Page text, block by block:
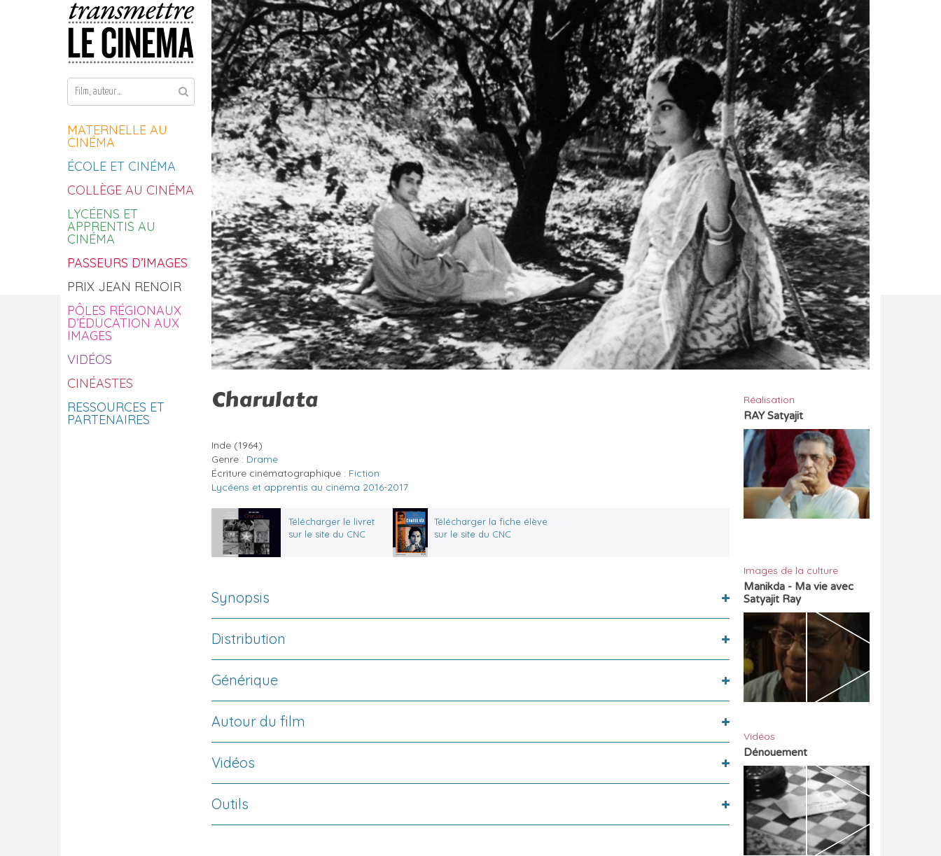
Aller au contenu
MATERNELLE AU
CINÉMA
ÉCOLE ET CINÉMA
COLLÈGE AU CINÉMA
LYCÉENS ET
APPRENTIS AU
CINÉMA
PASSEURS D’IMAGES
PRIX JEAN RENOIR
PÔLES RÉGIONAUX
D’ÉDUCATION AUX
IMAGES
VIDÉOS
CINÉASTES
RESSOURCES ET
PARTENAIRES
Charulata
Inde (1964)
Genre : Drame
Écriture cinématographique : Fiction
Lycéens et apprentis au cinéma 2016-2017
Télécharger le livret
sur le site du CNC
Télécharger la fiche élève
sur le site du CNC
Synopsis
Distribution
Générique
Autour du film
Vidéos
Outils
Réalisation
RAY Satyajit
Images de la culture
Manikda - Ma vie avec
Satyajit Ray
Vidéos
Dénouement